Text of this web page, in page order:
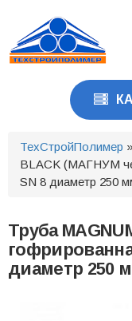
основному
содержанию
ТехСтройПолимер »
BLACK (МАГНУМ
SN 8 диаметр 250
Труба
диаметр 250